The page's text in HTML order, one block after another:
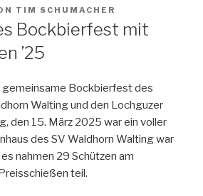
TIM SCHUMACHER
Bockbierfest mit
’25
gemeinsame Bockbierfest des
Walting und den Lochguzer
den 15. März 2025 war ein voller
des SV Waldhorn Walting war
nahmen 29 Schützen am
teil.